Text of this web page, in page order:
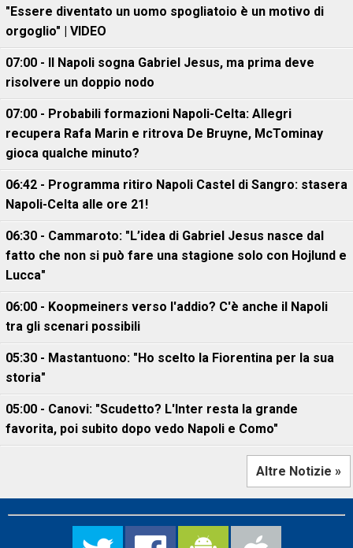
"Essere diventato un uomo spogliatoio è un motivo di
orgoglio" | VIDEO
07:00 - Il Napoli sogna Gabriel Jesus, ma prima deve
risolvere un doppio nodo
07:00 - Probabili formazioni Napoli-Celta: Allegri
recupera Rafa Marin e ritrova De Bruyne, McTominay
gioca qualche minuto?
06:42 - Programma ritiro Napoli Castel di Sangro: stasera
Napoli-Celta alle ore 21!
06:30 - Cammaroto: "L’idea di Gabriel Jesus nasce dal
fatto che non si può fare una stagione solo con Hojlund e
Lucca"
06:00 - Koopmeiners verso l'addio? C'è anche il Napoli
tra gli scenari possibili
05:30 - Mastantuono: "Ho scelto la Fiorentina per la sua
storia"
05:00 - Canovi: "Scudetto? L'Inter resta la grande
favorita, poi subito dopo vedo Napoli e Como"
Altre Notizie »